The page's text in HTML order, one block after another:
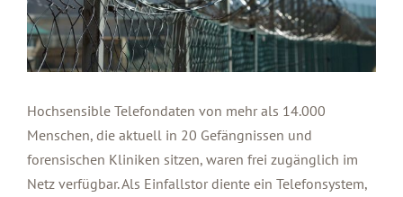
Hochsensible Telefondaten von mehr als 14.000
Menschen, die aktuell in 20 Gefängnissen und
forensischen Kliniken sitzen, waren frei zugänglich im
Netz verfügbar. Als Einfallstor diente ein Telefonsystem,